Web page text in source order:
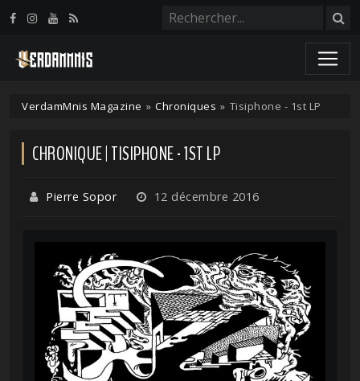
VerdamMnis Magazine » Chroniques » Tisiphone - 1st LP
CHRONIQUE | TISIPHONE - 1ST LP
Pierre Sopor 12 décembre 2016
Panneau de gestion des cookies